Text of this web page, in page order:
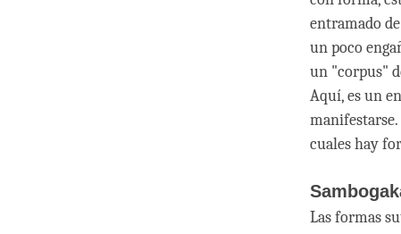
entramado
un poco
un "corpus"
Aquí, es un
cuales hay
Las formas